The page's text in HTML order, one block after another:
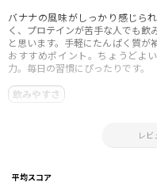
バナナの風味がしっかり感じら
く、プロテインが苦手な人でも飲
と思います。手軽にたんぱく質が
おすすめポイント。ちょうどよ
力。毎日の習慣にぴったりです。
飲みやすさ
レビ
平均スコア